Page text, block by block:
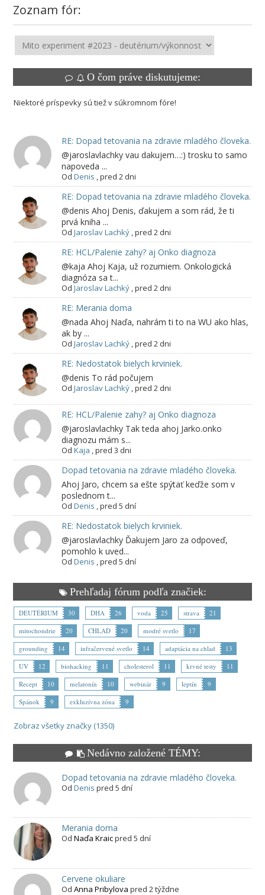
Zoznam fór:
O čom práve diskutujeme:
Niektoré príspevky sú tiež v súkromnom fóre!
RE: Dopad tetovania na zdravie mladého človeka.
@jaroslavlachky vau dakujem…:) trosku to samo
napoveda ...
Od Denis ,pred 2 dni
RE: Dopad tetovania na zdravie mladého človeka.
@denis Ahoj Denis, ďakujem a som rád, že ti
prvá kniha ...
Od Jaroslav Lachký,pred 2 dni
RE: HCL/Palenie zahy? aj Onko diagnoza
@kaja Ahoj Kaja, už rozumiem. Onkologická
diagnóza sa t...
Od Jaroslav Lachký,pred 2 dni
RE: Merania doma
@nada Ahoj Naďa, nahrám ti to na WU ako hlas,
ak by ...
Od Jaroslav Lachký,pred 2 dni
RE: Nedostatok bielych krviniek.
@denis To rád počujem
Od Jaroslav Lachký,pred 2 dni
RE: HCL/Palenie zahy? aj Onko diagnoza
@jaroslavlachky Tak teda ahoj Jarko.onko
diagnozu mám s...
Od Kaja ,pred 3 dni
Dopad tetovania na zdravie mladého človeka.
Ahoj Jaro, chcem sa ešte spýtať keďže som v
poslednom t...
Od Denis ,pred 5 dní
RE: Nedostatok bielych krviniek.
@jaroslavlachky Ďakujem Jaro za odpoveď,
pomohlo k uved...
Od Denis ,pred 5 dní
Prehľadaj fórum podľa značiek:
DEUTÉRIUM 30 DHA 26 voda 25 strava
21
mitochondrie
20 CHLAD 20 modré svetlo
17
grounding
14 infračervené svetlo 14 adaptácia na chlad
13
UV
12 biohacking 11 cholesterol 11 krvné testy
11
Recept
10 melatonín 10 webinár 9 leptín
9
Spánok
9 exkluzívna zóna 9
Zobraz všetky značky (1350)
Nedávno založené TÉMY:
Dopad tetovania na zdravie mladého človeka.
Od Denis pred 5 dní
Merania doma
Od Naďa Kraicpred 5 dní
Cervene okuliare
Od Anna Pribylova pred 2 týždne